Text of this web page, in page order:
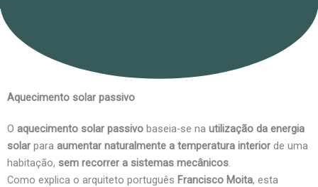
Aquecimento solar passivo
O aquecimento solar passivo baseia-se na utilização da energia
solar para aumentar naturalmente a temperatura interior de uma
habitação, sem recorrer a sistemas mecânicos.
Como explica o arquiteto português Francisco Moita, esta